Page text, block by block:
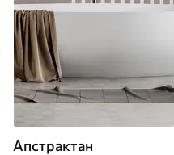
Апстрактан